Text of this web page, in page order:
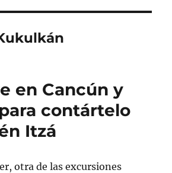
en Cancún y
contártelo
Itzá
otra de las excursiones